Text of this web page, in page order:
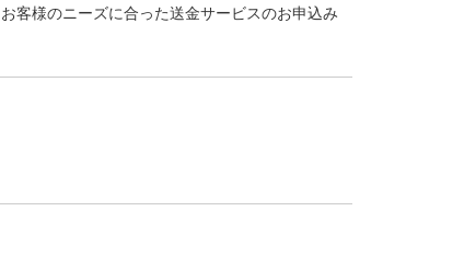
客様のニーズに合った送金サービスのお申込み